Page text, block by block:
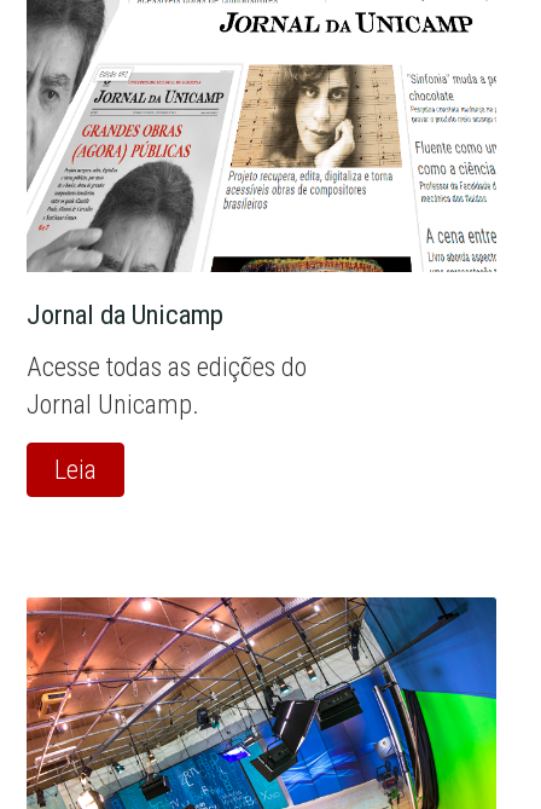
Jornal da Unicamp
Acesse todas as edições do
Jornal Unicamp.
Leia